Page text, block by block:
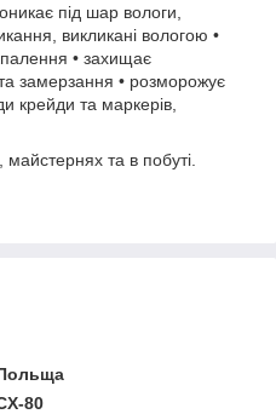
під шар вологи,
викликані вологою •
• захищає
замерзання • розморожує
крейди та маркерів,
та в побуті.
80